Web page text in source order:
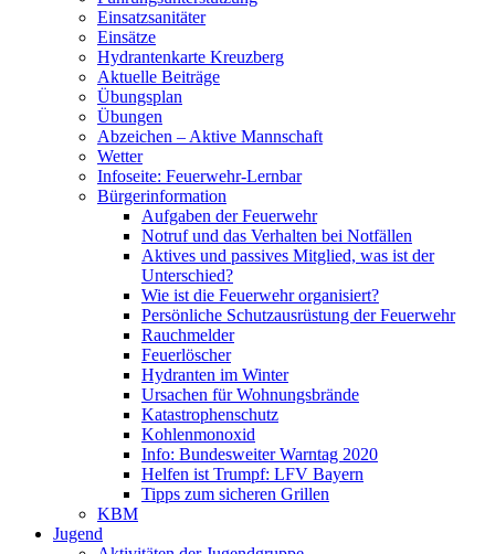
Einsatzsanitäter
Einsätze
Hydrantenkarte Kreuzberg
Aktuelle Beiträge
Übungsplan
Übungen
Abzeichen – Aktive Mannschaft
Wetter
Infoseite: Feuerwehr-Lernbar
Bürgerinformation
Aufgaben der Feuerwehr
Notruf und das Verhalten bei Notfällen
Aktives und passives Mitglied, was ist der
Unterschied?
Wie ist die Feuerwehr organisiert?
Persönliche Schutzausrüstung der Feuerwehr
Rauchmelder
Feuerlöscher
Hydranten im Winter
Ursachen für Wohnungsbrände
Katastrophenschutz
Kohlenmonoxid
Info: Bundesweiter Warntag 2020
Helfen ist Trumpf: LFV Bayern
Tipps zum sicheren Grillen
KBM
Jugend